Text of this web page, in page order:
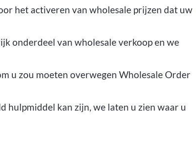
het activeren van wholesale prijzen dat uw
onderdeel van wholesale verkoop en we
u zou moeten overwegen Wholesale Order
hulpmiddel kan zijn, we laten u zien waar u